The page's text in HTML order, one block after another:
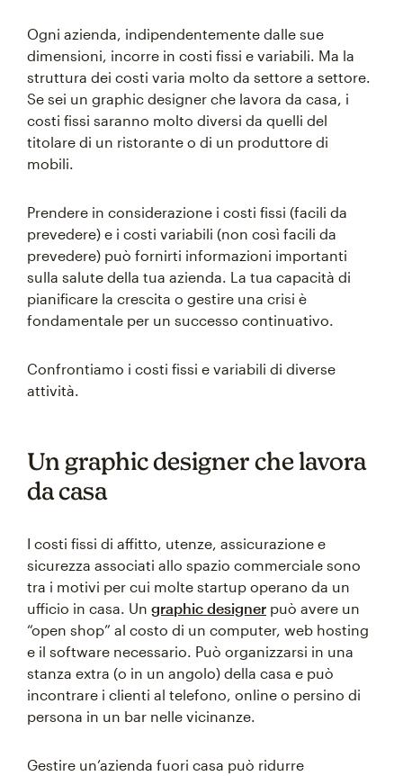
Ogni azienda, indipendentemente dalle sue
dimensioni, incorre in costi fissi e variabili. Ma la
struttura dei costi varia molto da settore a settore.
Se sei un graphic designer che lavora da casa, i
costi fissi saranno molto diversi da quelli del
titolare di un ristorante o di un produttore di
mobili.
Prendere in considerazione i costi fissi (facili da
prevedere) e i costi variabili (non così facili da
prevedere) può fornirti informazioni importanti
sulla salute della tua azienda. La tua capacità di
pianificare la crescita o gestire una crisi è
fondamentale per un successo continuativo.
Confrontiamo i costi fissi e variabili di diverse
attività.
Un graphic designer che lavora
da casa
I costi fissi di affitto, utenze, assicurazione e
sicurezza associati allo spazio commerciale sono
tra i motivi per cui molte startup operano da un
ufficio in casa. Un graphic designer può avere un
“open shop” al costo di un computer, web hosting
e il software necessario. Può organizzarsi in una
stanza extra (o in un angolo) della casa e può
incontrare i clienti al telefono, online o persino di
persona in un bar nelle vicinanze.
Gestire un’azienda fuori casa può ridurre